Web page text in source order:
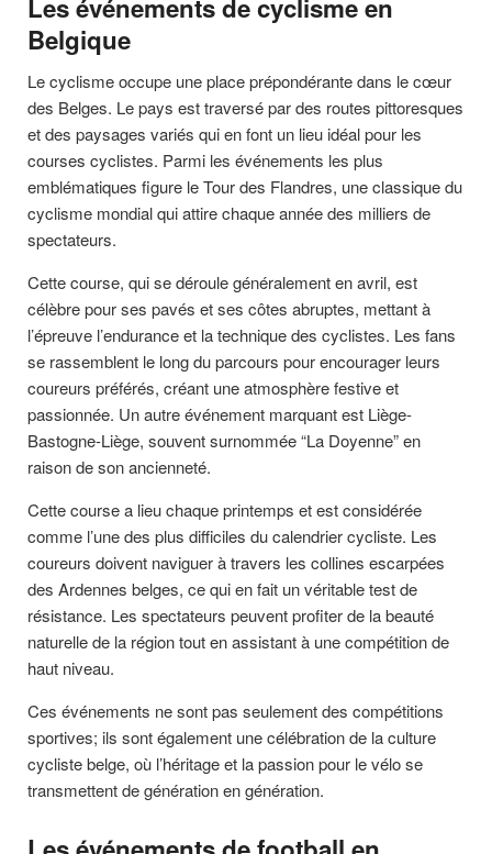
Les événements de cyclisme en
Belgique
Le cyclisme occupe une place prépondérante dans le cœur
des Belges. Le pays est traversé par des routes pittoresques
et des paysages variés qui en font un lieu idéal pour les
courses cyclistes. Parmi les événements les plus
emblématiques figure le Tour des Flandres, une classique du
cyclisme mondial qui attire chaque année des milliers de
spectateurs.
Cette course, qui se déroule généralement en avril, est
célèbre pour ses pavés et ses côtes abruptes, mettant à
l’épreuve l’endurance et la technique des cyclistes. Les fans
se rassemblent le long du parcours pour encourager leurs
coureurs préférés, créant une atmosphère festive et
passionnée. Un autre événement marquant est Liège-
Bastogne-Liège, souvent surnommée “La Doyenne” en
raison de son ancienneté.
Cette course a lieu chaque printemps et est considérée
comme l’une des plus difficiles du calendrier cycliste. Les
coureurs doivent naviguer à travers les collines escarpées
des Ardennes belges, ce qui en fait un véritable test de
résistance. Les spectateurs peuvent profiter de la beauté
naturelle de la région tout en assistant à une compétition de
haut niveau.
Ces événements ne sont pas seulement des compétitions
sportives; ils sont également une célébration de la culture
cycliste belge, où l’héritage et la passion pour le vélo se
transmettent de génération en génération.